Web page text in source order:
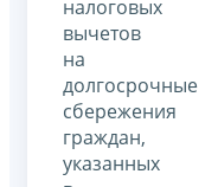
налоговых
вычетов
на
долгосрочные
сбережения
граждан,
указанных